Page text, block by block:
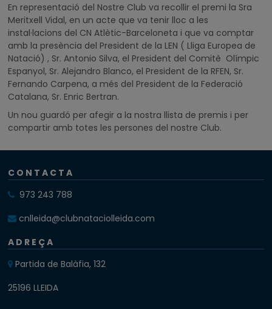
En representació del Nostre Club va recollir el premi la Sra
Meritxell Vidal, en un acte que va tenir lloc a les
instal·lacions del CN Atlètic-Barceloneta i que va comptar
amb la presència del President de la LEN ( Lliga Europea de
Natació) , Sr. Antonio Silva, el President del Comitè Olímpic
Espanyol, Sr. Alejandro Blanco, el President de la RFEN, Sr.
Fernando Carpena, a més del President de la Federació
Catalana, Sr. Enric Bertran.
Un nou guardó per afegir a la nostra llista de premis i per
compartir amb totes les persones del nostre Club.
CONTACTA
973 243 788
cnlleida@clubnataciolleida.com
ADREÇA
Partida de Balàfia, 132
25196 LLEIDA